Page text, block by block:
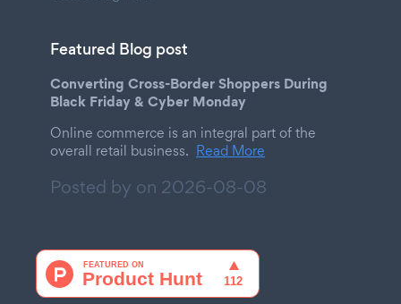
Featured Blog post
Converting Cross-Border Shoppers During
Black Friday & Cyber Monday
Online commerce is an integral part of the
overall retail business. Read More
Posted by on 2026-08-08